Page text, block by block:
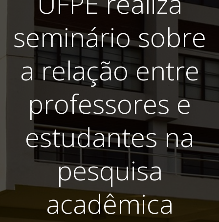
seminário sobre
a relação entre
professores e
estudantes na
pesquisa
acadêmica